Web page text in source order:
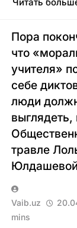
Пора
что
учителя»
себе
люди
травле
Юлдашевой
Vaib.uz
mins